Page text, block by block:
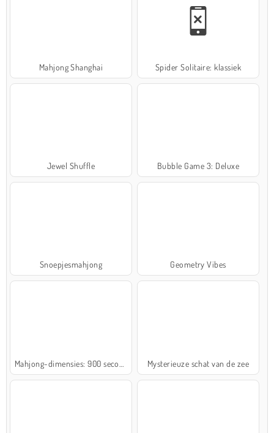
Mahjong Shanghai Spider Solitaire: klassiek
Jewel Shuffle Bubble Game 3: Deluxe
Snoepjesmahjong Geometry Vibes
Mysterieuze schat van de zee